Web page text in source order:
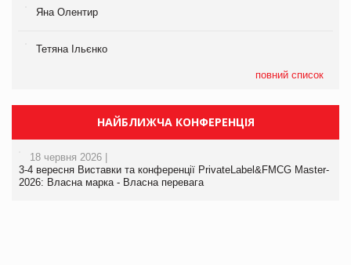
Яна Олентир
Тетяна Ільєнко
повний список
НАЙБЛИЖЧА КОНФЕРЕНЦІЯ
18 червня 2026 |
3-4 вересня Виставки та конференції PrivateLabel&FMCG Master-
2026: Власна марка - Власна перевага